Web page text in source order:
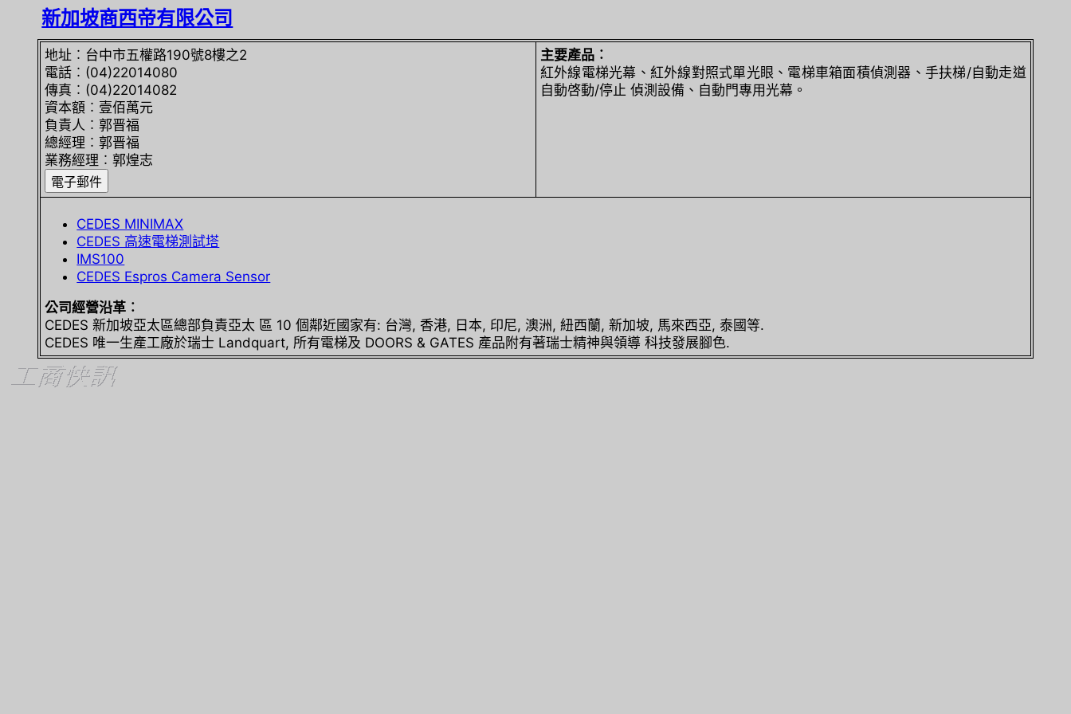
新加坡商西帝有限公司
地址︰台中市五權路190號8樓之2
電話︰(04)22014080
傳真︰(04)22014082
資本額︰壹佰萬元
負責人︰郭晋福
總經理︰郭晋福
業務經理︰郭煌志
主要產品︰
紅外線電梯光幕、紅外線對照式單光眼、電梯車箱面積偵測器、手扶梯/自動走道
自動啓動/停止 偵測設備、自動門專用光幕。
CEDES MINIMAX
CEDES 高速電梯測試塔
IMS100
CEDES Espros Camera Sensor
公司經營沿革︰
CEDES 新加坡亞太區總部負責亞太 區 10 個鄰近國家有: 台灣, 香港, 日本, 印尼, 澳洲, 紐西蘭, 新加坡, 馬來西亞, 泰國等.
CEDES 唯一生產工廠於瑞士 Landquart, 所有電梯及 DOORS & GATES 產品附有著瑞士精神與領導 科技發展腳色.